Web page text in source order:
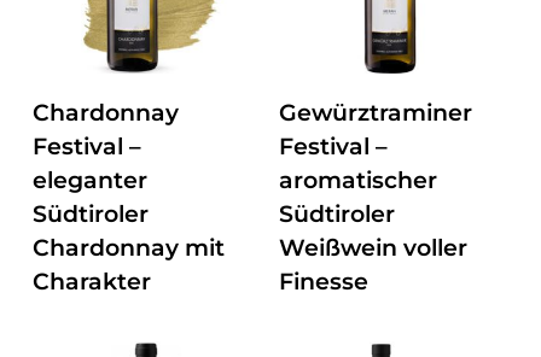
ZUM PRODUKT
Chardonnay
Festival –
eleganter
Südtiroler
Chardonnay mit
Charakter
ZUM PRODUKT
Gewürztraminer
Festival –
aromatischer
Südtiroler
Weißwein voller
Finesse